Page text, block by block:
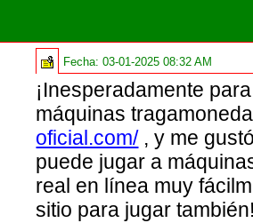
Fecha:03-01-2025 08:32 AM
¡Inesperadamente
máquinas
oficial.com/, y me
puede jugar a
real en línea muy
sitio para jugar